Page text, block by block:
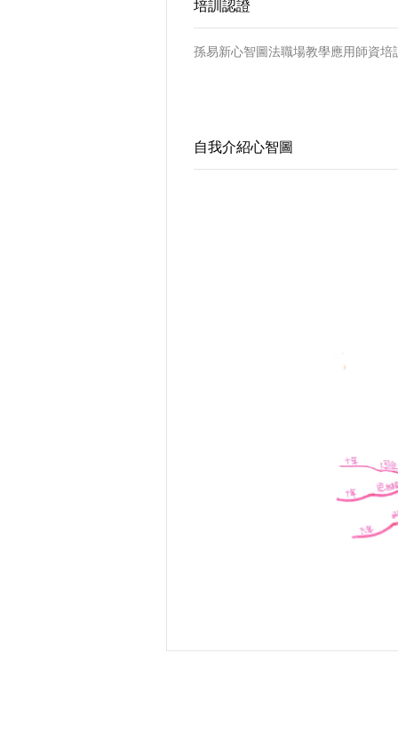
培訓認證
孫易新心智圖法職場教學應用師資培
自我介紹心智圖